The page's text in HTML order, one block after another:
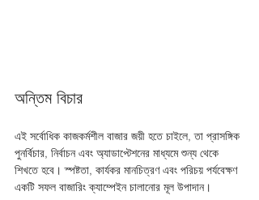
অন্তিম বিচার
এই সর্বোধিক কাজকর্মশীল বাজার জয়ী হতে চাইলে, তা প্রাসঙ্গিক
পুনর্বিচার, নির্বাচন এবং অ্যাডাপ্টেশনের মাধ্যমে শুন্য থেকে
শিখতে হবে। স্পষ্টতা, কার্যকর মানচিত্রণ এবং পরিচয় পর্যবেক্ষণ
একটি সফল বাজারিং ক্যাম্পেইন চালানোর মূল উপাদান।